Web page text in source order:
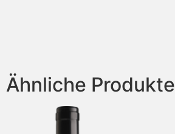
Ähnliche Produkte